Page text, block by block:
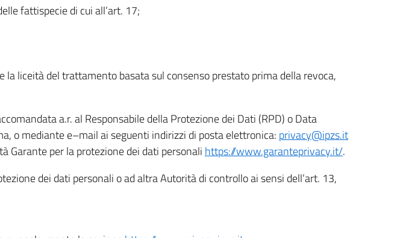
fattispecie di cui all’art. 17;
liceità del trattamento basata sul consenso prestato prima della revoca,
a.r. al Responsabile della Protezione dei Dati (RPD) o Data
o mediante e–mail ai seguenti indirizzi di posta elettronica: privacy@ipzs.it
Garante per la protezione dei dati personali https://www.garanteprivacy.it/.
dei dati personali o ad altra Autorità di controllo ai sensi dell’art. 13,